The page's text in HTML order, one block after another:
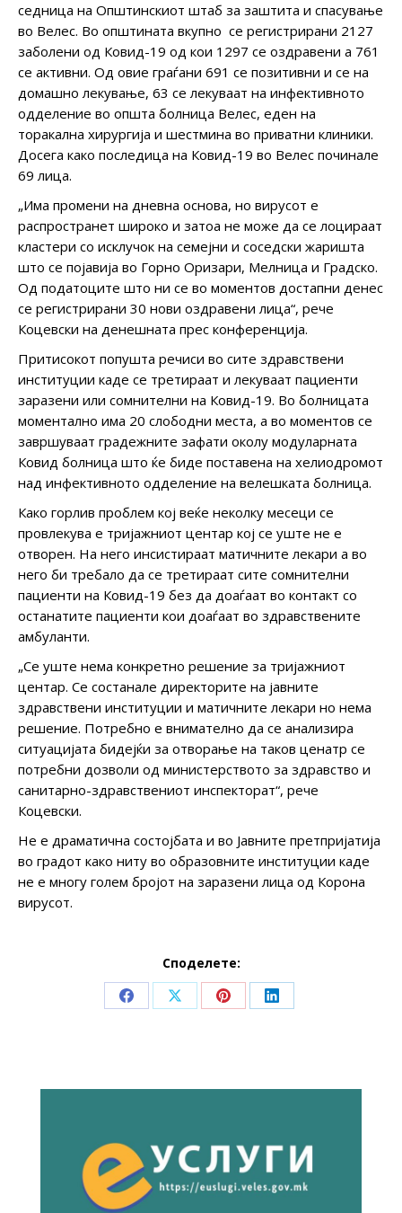
седница на Општинскиот штаб за заштита и спасување
во Велес. Во општината вкупно се регистрирани 2127
заболени од Ковид-19 од кои 1297 се оздравени а 761
се активни. Од овие граѓани 691 се позитивни и се на
домашно лекување, 63 се лекуваат на инфективното
одделение во општа болница Велес, еден на
торакална хирургија и шестмина во приватни клиники.
Досега како последица на Ковид-19 во Велес починале
69 лица.
„Има промени на дневна основа, но вирусот е
распространет широко и затоа не може да се лоцираат
кластери со исклучок на семејни и соседски жаришта
што се појавија во Горно Оризари, Мелница и Градско.
Од податоците што ни се во моментов достапни денес
се регистрирани 30 нови оздравени лица“, рече
Коцевски на денешната прес конференција.
Притисокот попушта речиси во сите здравствени
институции каде се третираат и лекуваат пациенти
заразени или сомнителни на Ковид-19. Во болницата
моментално има 20 слободни места, а во моментов се
завршуваат градежните зафати околу модуларната
Ковид болница што ќе биде поставена на хелиодромот
над инфективното одделение на велешката болница.
Како горлив проблем кој веќе неколку месеци се
провлекува е тријажниот центар кој се уште не е
отворен. На него инсистираат матичните лекари а во
него би требало да се третираат сите сомнителни
пациенти на Ковид-19 без да доаѓаат во контакт со
останатите пациенти кои доаѓаат во здравствените
амбуланти.
„Се уште нема конкретно решение за тријажниот
центар. Се состанале директорите на јавните
здравствени институции и матичните лекари но нема
решение. Потребно е внимателно да се анализира
ситуацијата бидејќи за отворање на таков ценатр се
потребни дозволи од министерството за здравство и
санитарно-здравствениот инспекторат“, рече
Коцевски.
Не е драматична состојбата и во Јавните претпријатија
во градот како ниту во образовните институции каде
не е многу голем бројот на заразени лица од Корона
вирусот.
Споделете:
Share Share Share Share